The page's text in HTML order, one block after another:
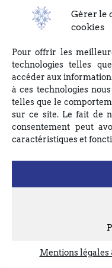
Gérer le
cookies
Pour offrir les
technologies telles
accéder aux
à ces technologies
telles que le
sur ce site. Le fait de
consentement peut
caractéristiques et
Mentions légales
DU BOUCLIER, 4 rue du
écrivant à